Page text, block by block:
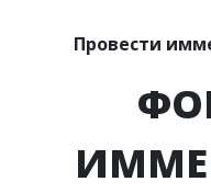
Провести